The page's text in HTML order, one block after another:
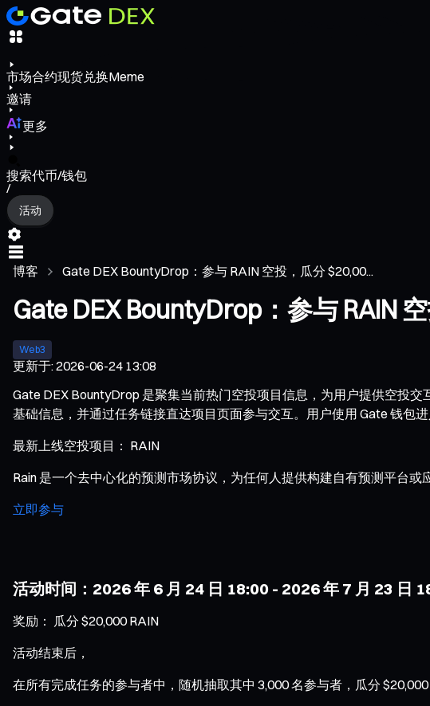
市场合约现货兑换Meme
邀请
更多
搜索代币/钱包
/
活动
博客 Gate DEX BountyDrop：参与 RAIN 空投，瓜分 $20,00...
Gate DEX BountyDrop：参与 RAIN
Web3
更新于:2026-06-24 13:08
Gate DEX BountyDrop 是聚集当前热门空投项目信息，为用户提供空投
基础信息，并通过任务链接直达项目页面参与交互。用户使用 Gate 钱包
最新上线空投项目： RAIN
Rain 是一个去中心化的预测市场协议，为任何人提供构建自有预测平台
立即参与
活动时间：2026 年 6 月 24 日 18:00 - 2026 年 7 月 23 日
奖励： 瓜分 $20,000 RAIN
活动结束后，
在所有完成任务的参与者中，随机抽取其中 3,000 名参与者，瓜分 $20,000